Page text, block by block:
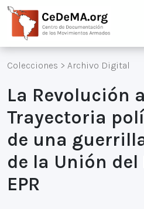
Colecciones > Archivo Digital
La Revolución
Trayectoria
de una
de la Unión del
EPR